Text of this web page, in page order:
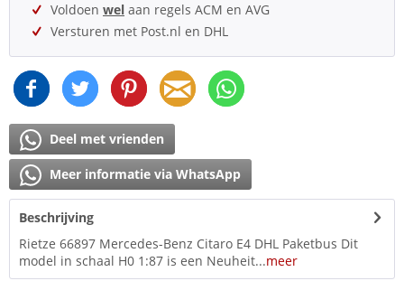
Voldoen wel aan regels ACM en AVG
Versturen met Post.nl en DHL
Deel met vrienden
Meer informatie via WhatsApp
Beschrijving
Rietze 66897 Mercedes-Benz Citaro E4 DHL Paketbus Dit
model in schaal H0 1:87 is een Neuheit...meer